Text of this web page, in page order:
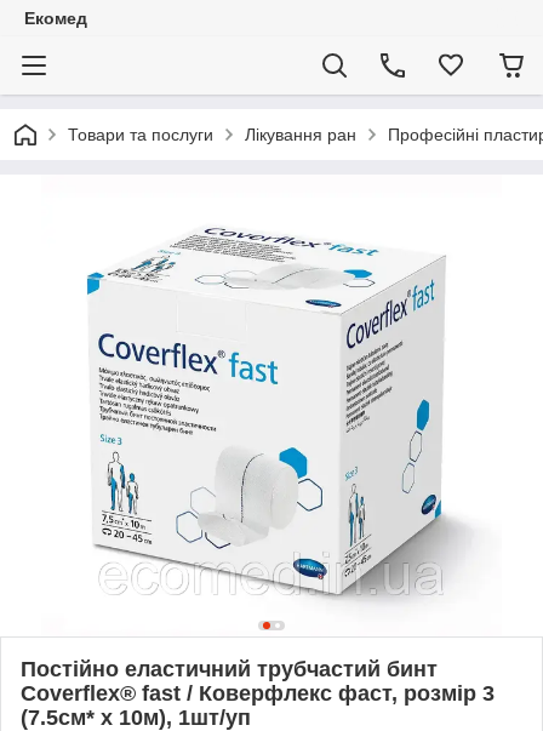
Екомед
Товари та послуги Лікування ран Професійні
Постійно еластичний трубчастий бинт
Coverflex® fast / Коверфлекс фаст, розмір 3
(7.5см* х 10м), 1шт/уп